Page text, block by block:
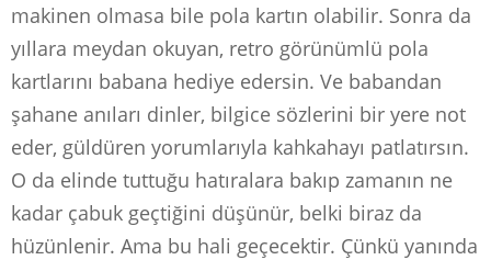
makinen olmasa bile pola kartın olabilir. Sonra da
yıllara meydan okuyan, retro görünümlü pola
kartlarını babana hediye edersin. Ve babandan
şahane anıları dinler, bilgice sözlerini bir yere not
eder, güldüren yorumlarıyla kahkahayı patlatırsın.
O da elinde tuttuğu hatıralara bakıp zamanın ne
kadar çabuk geçtiğini düşünür, belki biraz da
hüzünlenir. Ama bu hali geçecektir. Çünkü yanında